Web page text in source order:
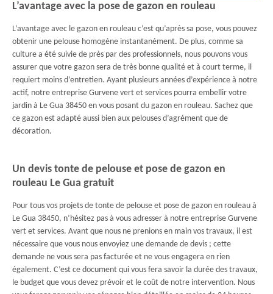
L’avantage avec la pose de gazon en rouleau
L’avantage avec le gazon en rouleau c’est qu’après sa pose, vous pouvez
obtenir une pelouse homogène instantanément. De plus, comme sa
culture a été suivie de près par des professionnels, nous pouvons vous
assurer que votre gazon sera de très bonne qualité et à court terme, il
requiert moins d’entretien. Ayant plusieurs années d’expérience à notre
actif, notre entreprise Gurvene vert et services pourra embellir votre
jardin à Le Gua 38450 en vous posant du gazon en rouleau. Sachez que
ce gazon est adapté aussi bien aux pelouses d’agrément que de
décoration.
Un devis tonte de pelouse et pose de gazon en
rouleau Le Gua gratuit
Pour tous vos projets de tonte de pelouse et pose de gazon en rouleau à
Le Gua 38450, n’hésitez pas à vous adresser à notre entreprise Gurvene
vert et services. Avant que nous ne prenions en main vos travaux, il est
nécessaire que vous nous envoyiez une demande de devis ; cette
demande ne vous sera pas facturée et ne vous engagera en rien
également. C’est ce document qui vous fera savoir la durée des travaux,
le budget que vous devez prévoir et le coût de notre intervention. Nous